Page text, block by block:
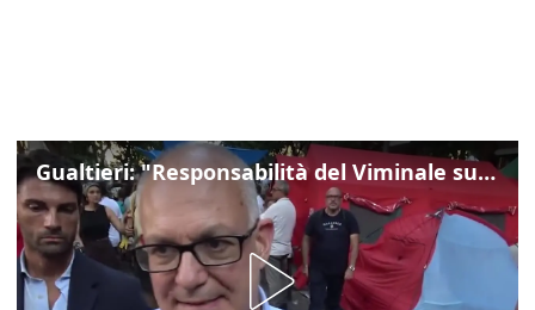
Gualtieri: "Responsabilità del Viminale su Spin Time? La posizione dei partiti è nota"